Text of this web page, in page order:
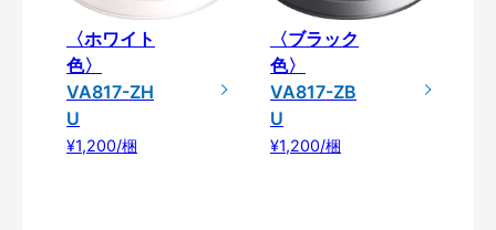
〈ホワイト
色〉
VA817-ZH
U
¥1,200/梱
〈ブラック
色〉
VA817-ZB
U
¥1,200/梱